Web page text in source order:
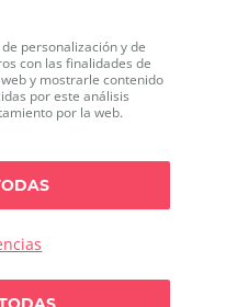
personalización y de
con las finalidades de
y mostrarle contenido
por este análisis
por la web.
BR
Miami, Florida 33131
listening